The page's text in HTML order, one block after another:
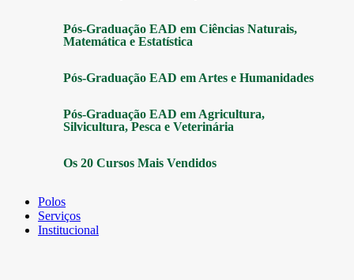
Pós-Graduação EAD em Ciências Naturais,
Matemática e Estatística
Pós-Graduação EAD em Artes e Humanidades
Pós-Graduação EAD em Agricultura,
Silvicultura, Pesca e Veterinária
Os 20 Cursos Mais Vendidos
Polos
Serviços
Institucional